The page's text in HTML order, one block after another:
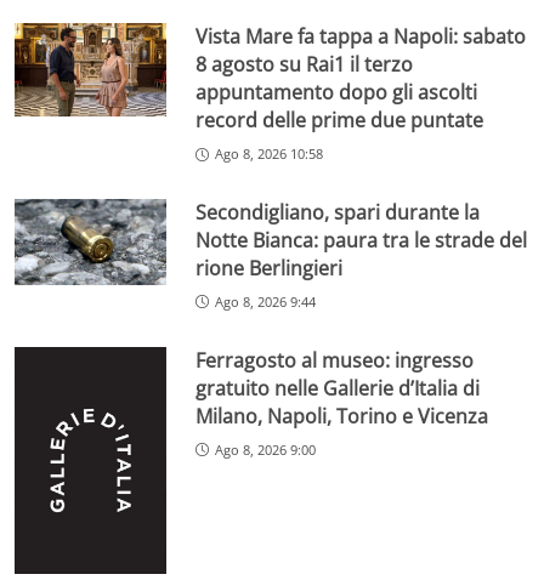
Vista Mare fa tappa a Napoli: sabato
8 agosto su Rai1 il terzo
appuntamento dopo gli ascolti
record delle prime due puntate
Ago 8, 2026 10:58
Secondigliano, spari durante la
Notte Bianca: paura tra le strade del
rione Berlingieri
Ago 8, 2026 9:44
Ferragosto al museo: ingresso
gratuito nelle Gallerie d’Italia di
Milano, Napoli, Torino e Vicenza
Ago 8, 2026 9:00